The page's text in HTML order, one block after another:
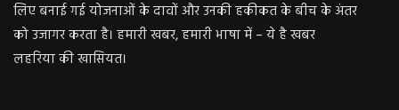
लिए बनाई गई योजनाओं के दावों और उनकी हकीकत के बीच के अंतर
को उजागर करता है। हमारी खबर, हमारी भाषा में – ये है खबर
लहरिया की खासियत।